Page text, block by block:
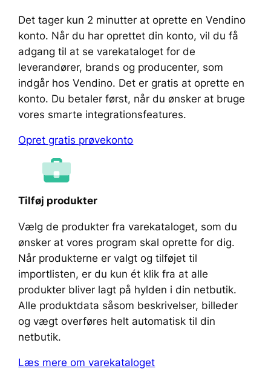
Det tager kun 2 minutter at oprette en Vendino
konto. Når du har oprettet din konto, vil du få
adgang til at se varekataloget for de
leverandører, brands og producenter, som
indgår hos Vendino. Det er gratis at oprette en
konto. Du betaler først, når du ønsker at bruge
vores smarte integrationsfeatures.
Opret gratis prøvekonto
Tilføj produkter
Vælg de produkter fra varekataloget, som du
ønsker at vores program skal oprette for dig.
Når produkterne er valgt og tilføjet til
importlisten, er du kun ét klik fra at alle
produkter bliver lagt på hylden i din netbutik.
Alle produktdata såsom beskrivelser, billeder
og vægt overføres helt automatisk til din
netbutik.
Læs mere om varekataloget